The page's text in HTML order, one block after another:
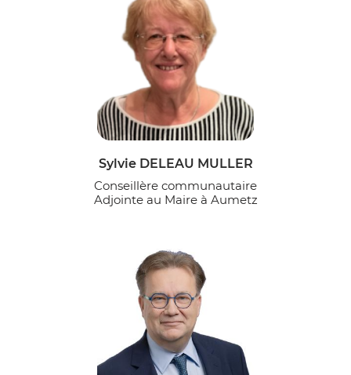
Sylvie DELEAU MULLER
Conseillère communautaire
Adjointe au Maire à Aumetz